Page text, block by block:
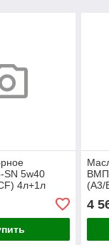
5w40
4л+1л
(A3/
4